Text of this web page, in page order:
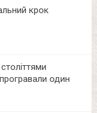
крок
один